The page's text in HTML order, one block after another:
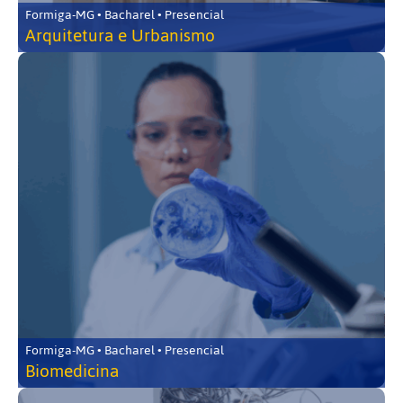
Formiga-MG • Bacharel • Presencial
Arquitetura e Urbanismo
Formiga-MG • Bacharel • Presencial
Biomedicina